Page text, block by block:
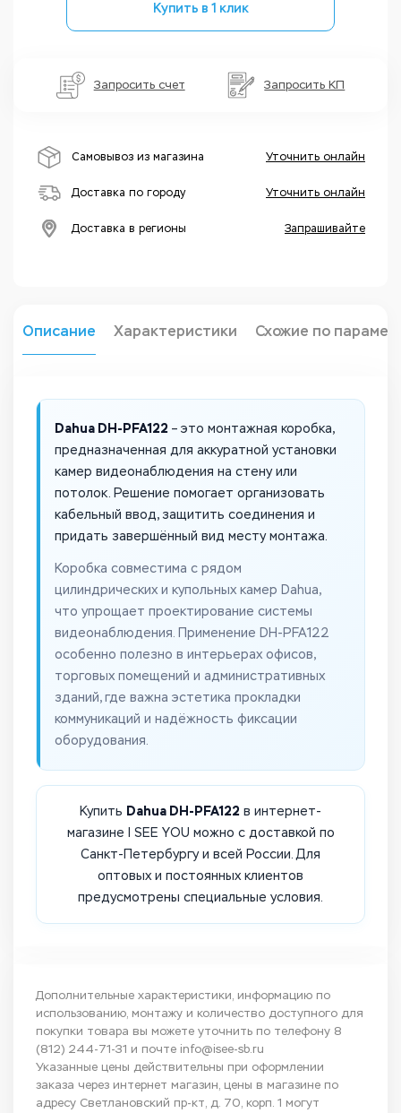
Купить в 1 клик
Запросить счет Запросить КП
Самовывоз из магазина Уточнить онлайн
Доставка по городу Уточнить онлайн
Доставка в регионы Запрашивайте
Описание Характеристики Схожие по
Dahua DH-PFA122 – это монтажная коробка,
предназначенная для аккуратной установки
камер видеонаблюдения на стену или
потолок. Решение помогает организовать
кабельный ввод, защитить соединения и
придать завершённый вид месту монтажа.
Коробка совместима с рядом
цилиндрических и купольных камер Dahua,
что упрощает проектирование системы
видеонаблюдения. Применение DH-PFA122
особенно полезно в интерьерах офисов,
торговых помещений и административных
зданий, где важна эстетика прокладки
коммуникаций и надёжность фиксации
оборудования.
Купить Dahua DH-PFA122 в интернет-
магазине I SEE YOU можно с доставкой по
Санкт-Петербургу и всей России. Для
оптовых и постоянных клиентов
предусмотрены специальные условия.
Дополнительные характеристики, информацию по
использованию, монтажу и количество доступного для
покупки товара вы можете уточнить по телефону 8
(812) 244-71-31 и почте info@isee-sb.ru
Указанные цены действительны при оформлении
заказа через интернет магазин, цены в магазине по
адресу Светлановский пр-кт, д. 70, корп. 1 могут